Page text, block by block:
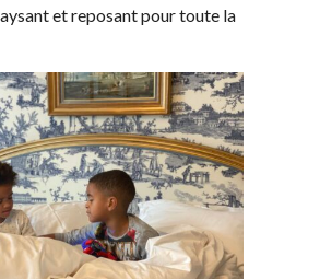
et reposant pour toute la